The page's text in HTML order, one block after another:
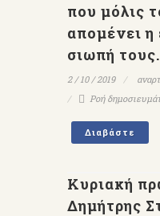
που μόλις
απομένει
σιωπή
2 / 10 / 2019
Ροή
Διαβάστε
Κυριακή
Δημήτρης